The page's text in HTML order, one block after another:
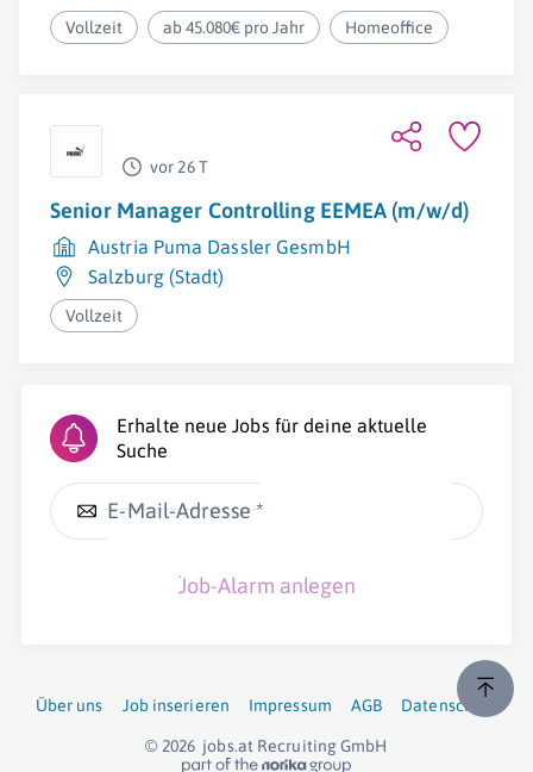
Vollzeit ab 45.080€ pro Jahr Homeoffice
vor 26 T
Senior Manager Controlling EEMEA (m/w/d)
Austria Puma Dassler GesmbH
Salzburg (Stadt)
Vollzeit
Erhalte neue Jobs für deine aktuelle
Suche
E-Mail-Adresse *
Job-Alarm anlegen
Über uns Job inserieren Impressum AGB Datenschutz
© 2026 jobs.at Recruiting GmbH